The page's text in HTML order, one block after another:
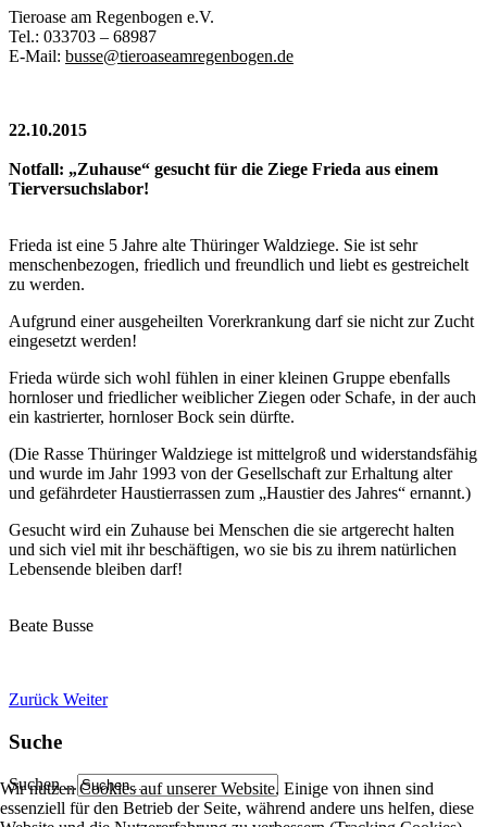
Tieroase am Regenbogen e.V.
Tel.: 033703 – 68987
E-Mail: busse@tieroaseamregenbogen.de
22.10.2015
Notfall: „Zuhause“ gesucht für die Ziege Frieda aus einem
Tierversuchslabor!
Frieda ist eine 5 Jahre alte Thüringer Waldziege. Sie ist sehr
menschenbezogen, friedlich und freundlich und liebt es gestreichelt
zu werden.
Aufgrund einer ausgeheilten Vorerkrankung darf sie nicht zur Zucht
eingesetzt werden!
Frieda würde sich wohl fühlen in einer kleinen Gruppe ebenfalls
hornloser und friedlicher weiblicher Ziegen oder Schafe, in der auch
ein kastrierter, hornloser Bock sein dürfte.
(Die Rasse Thüringer Waldziege ist mittelgroß und widerstandsfähig
und wurde im Jahr 1993 von der Gesellschaft zur Erhaltung alter
und gefährdeter Haustierrassen zum „Haustier des Jahres“ ernannt.)
Gesucht wird ein Zuhause bei Menschen die sie artgerecht halten
und sich viel mit ihr beschäftigen, wo sie bis zu ihrem natürlichen
Lebensende bleiben darf!
Beate Busse
Zurück Weiter
Suche
Suchen ...
Wir nutzen Cookies auf unserer Website. Einige von ihnen sind
essenziell für den Betrieb der Seite, während andere uns helfen, diese